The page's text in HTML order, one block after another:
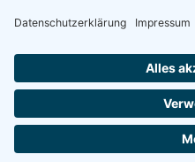
Naturschutzjugend
Sponsoren & Partner
Impressum